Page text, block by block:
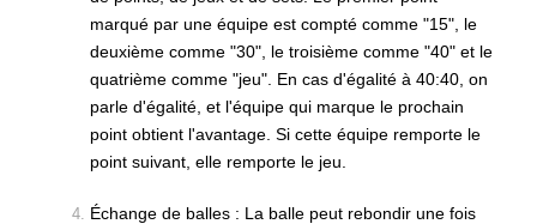
marqué par une équipe est compté comme "15", le
deuxième comme "30", le troisième comme "40" et le
quatrième comme "jeu". En cas d'égalité à 40:40, on
parle d'égalité, et l'équipe qui marque le prochain
point obtient l'avantage. Si cette équipe remporte le
point suivant, elle remporte le jeu.
Échange de balles : La balle peut rebondir une fois